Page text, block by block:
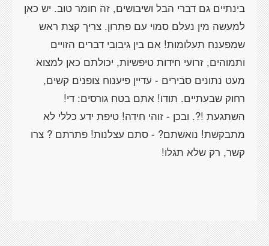
בינתיים גם דברי הבל ושיבושים, זה חומר טוב. יש כאן
למעשה מין נעלם סמוי עם פתרון. צריך קצת ראש
שמפענח תעלומות! אם בין גיבובי דברים הזויים
ותמוהים, זרועי חידות טיפשיות, יכולתם כאן למצוא
מעט נתונים סבירים - עדיין פיענוח צופנים קשים,
רחוק שבעתיים. תודו! אתם בטח גורסים: די!
השתגעת !?. ובכן - זוהי חידה! טיפת ידע כללי לא
מתבקשת! נואשתם? - סתם עצלנות! פתרתם ? צרו
קשר, רק שלא תגלו!